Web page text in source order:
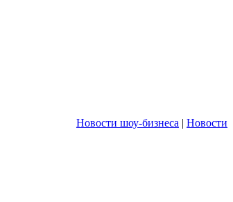
Новости шоу-бизнеса | Новости